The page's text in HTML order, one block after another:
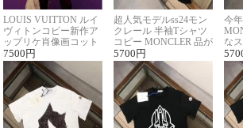
LOUIS VUITTON ルイ
ヴィトンコピー新作ア
ップリケ肖像画コット
ンニット半袖Tシャツ
7500 円
超人気モデルss24モン
クレール 半袖Tシャツ
コピー MONCLER 品が
良く見た目
5700 円
今
な
ル